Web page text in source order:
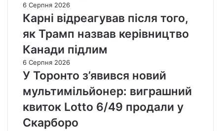
6 Серпня 2026
Карні відреагував після того,
як Трамп назвав керівництво
Канади підлим
6 Серпня 2026
У Торонто з’явився новий
мультимільйонер: виграшний
квиток Lotto 6/49 продали у
Скарборо